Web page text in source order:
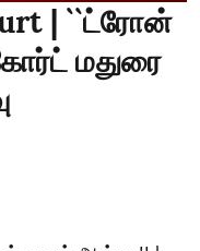
| ``ட்ரோன்
மதுரை